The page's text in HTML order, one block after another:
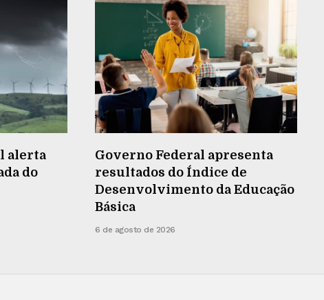
alerta
do
Governo Federal apresenta
resultados do Índice de
Desenvolvimento da Educação
Básica
6 de agosto de 2026